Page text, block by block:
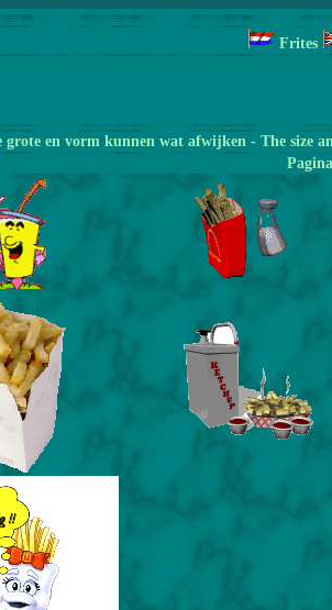
Frites
grote en vorm kunnen wat afwijken - The size